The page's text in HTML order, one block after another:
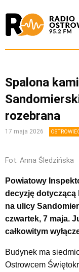
Spalona
rozebrana
17 maja 2026
Fot. Anna Śledzińska
Powiatowy
decyzję dotyczącą
na ulicy
czwartek, 7 maja.
całkowitym
Budynek ma
Ostrowcem